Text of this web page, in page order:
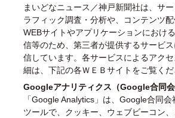
まいどなニュース／神戸新聞社は、サ
ラフィック調査・分析や、コンテンツ
WEBサイトやアプリケーションにおけ
信等のため、第三者が提供するサービ
信しています。各サービスによるアク
細は、下記の各ＷＥＢサイトをご覧くだ
Googleアナリティクス（Google合同会
「Google Analytics」は、Google合同
ツールで、クッキー、ウェブビーコン